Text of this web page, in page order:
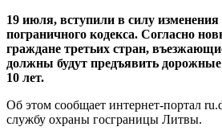
19 июля, вступили в силу
пограничного кодекса. Согласно
граждане третьих стран,
должны будут предъявить
10 лет.
Об этом сообщает интернет-портал
службу охраны госграницы Литвы.